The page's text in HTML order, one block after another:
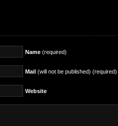
Name (required)
Mail (will not be published) (required)
Website